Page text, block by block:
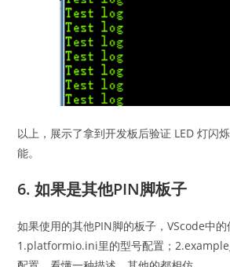
以上，展示了拿到开发板后验证 LED 灯闪
能。
6. 如果是其他PIN脚板子
如果使用的其他PIN脚的板子，VScode中的
1.platformio.ini里的型号配置；